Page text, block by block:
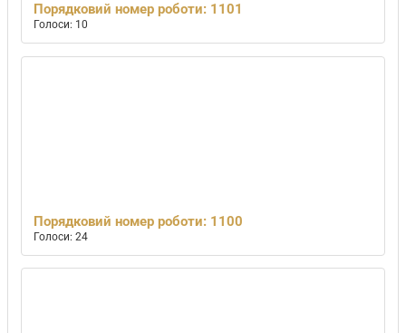
Порядковий номер роботи: 1101
Голоси: 10
Порядковий номер роботи: 1100
Голоси: 24